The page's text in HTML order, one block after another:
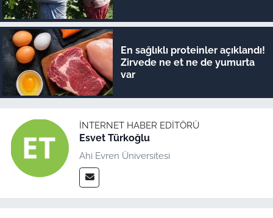
En sağlıklı proteinler açıklandı!
Zirvede ne et ne de yumurta
var
İNTERNET HABER EDITÖRÜ
Esvet Türkoğlu
Ahi Evren Üniversitesi